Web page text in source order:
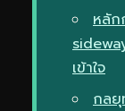
หลัก
เข้าใจ
กลยุ